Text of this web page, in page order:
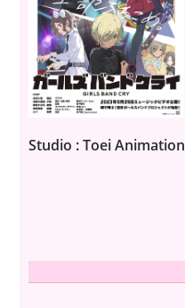
Studio : Toei Animation